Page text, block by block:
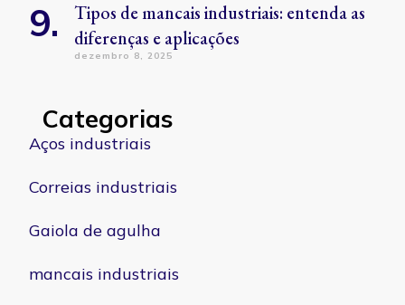
Tipos de mancais industriais: entenda as
diferenças e aplicações
dezembro 8, 2025
Categorias
Aços industriais
Correias industriais
Gaiola de agulha
mancais industriais